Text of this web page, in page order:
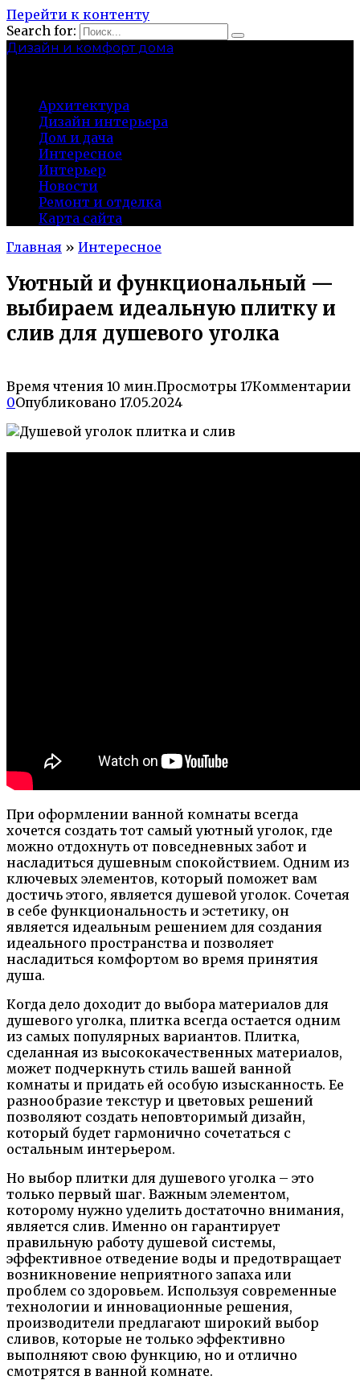
Перейти к контенту
Search for:
Дизайн и комфорт дома
Архитектура
Дизайн интерьера
Дом и дача
Интересное
Интерьер
Новости
Ремонт и отделка
Карта сайта
Главная » Интересное
Уютный и функциональный —
выбираем идеальную плитку и
слив для душевого уголка
Время чтения 10 мин.Просмотры 17Комментарии
0Опубликовано 17.05.2024
При оформлении ванной комнаты всегда
хочется создать тот самый уютный уголок, где
можно отдохнуть от повседневных забот и
насладиться душевным спокойствием. Одним из
ключевых элементов, который поможет вам
достичь этого, является душевой уголок. Сочетая
в себе функциональность и эстетику, он
является идеальным решением для создания
идеального пространства и позволяет
насладиться комфортом во время принятия
душа.
Когда дело доходит до выбора материалов для
душевого уголка, плитка всегда остается одним
из самых популярных вариантов. Плитка,
сделанная из высококачественных материалов,
может подчеркнуть стиль вашей ванной
комнаты и придать ей особую изысканность. Ее
разнообразие текстур и цветовых решений
позволяют создать неповторимый дизайн,
который будет гармонично сочетаться с
остальным интерьером.
Но выбор плитки для душевого уголка – это
только первый шаг. Важным элементом,
которому нужно уделить достаточно внимания,
является слив. Именно он гарантирует
правильную работу душевой системы,
эффективное отведение воды и предотвращает
возникновение неприятного запаха или
проблем со здоровьем. Используя современные
технологии и инновационные решения,
производители предлагают широкий выбор
сливов, которые не только эффективно
выполняют свою функцию, но и отлично
смотрятся в ванной комнате.